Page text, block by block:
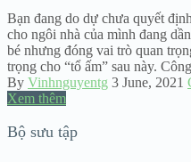
Bạn đang do dự chưa quyết
cho ngôi nhà của mình đang
bé nhưng đóng vai trò quan
trọng cho “tổ ấm” sau này.
By Vinhnguyentg 3 June, 2021
Xem thêm
Bộ sưu tập